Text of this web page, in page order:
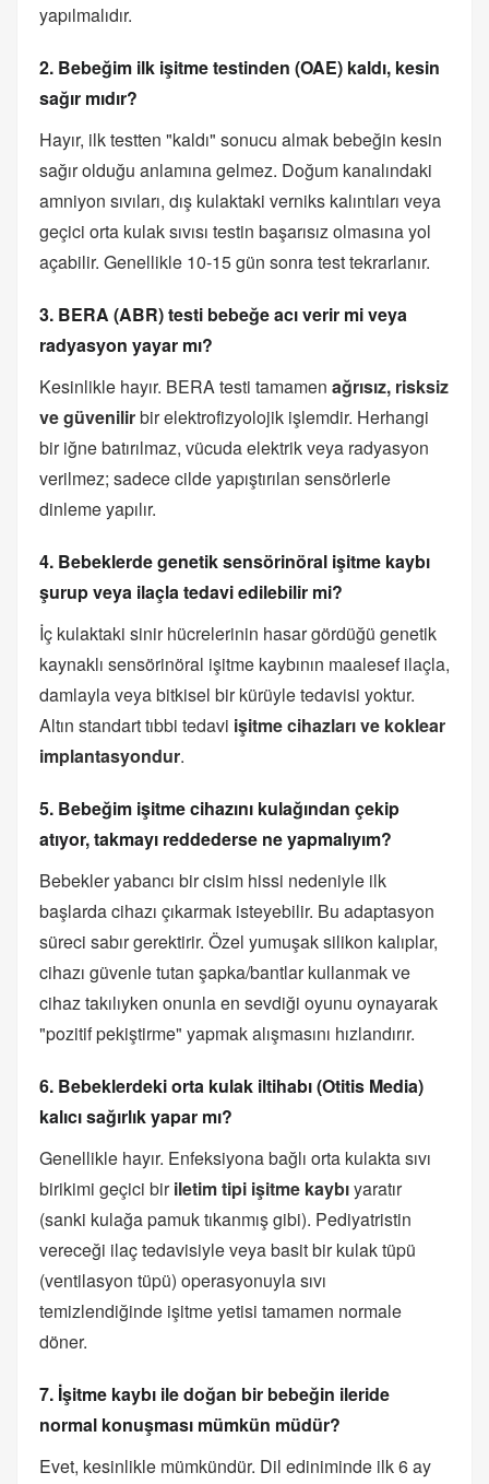
yapılmalıdır.
2. Bebeğim ilk işitme testinden (OAE) kaldı, kesin
sağır mıdır?
Hayır, ilk testten "kaldı" sonucu almak bebeğin kesin
sağır olduğu anlamına gelmez. Doğum kanalındaki
amniyon sıvıları, dış kulaktaki verniks kalıntıları veya
geçici orta kulak sıvısı testin başarısız olmasına yol
açabilir. Genellikle 10-15 gün sonra test tekrarlanır.
3. BERA (ABR) testi bebeğe acı verir mi veya
radyasyon yayar mı?
Kesinlikle hayır. BERA testi tamamen ağrısız, risksiz
ve güvenilirbir elektrofizyolojik işlemdir. Herhangi
bir iğne batırılmaz, vücuda elektrik veya radyasyon
verilmez; sadece cilde yapıştırılan sensörlerle
dinleme yapılır.
4. Bebeklerde genetik sensörinöral işitme kaybı
şurup veya ilaçla tedavi edilebilir mi?
İç kulaktaki sinir hücrelerinin hasar gördüğü genetik
kaynaklı sensörinöral işitme kaybının maalesef ilaçla,
damlayla veya bitkisel bir kürüyle tedavisi yoktur.
Altın standart tıbbi tedavi işitme cihazları ve koklear
implantasyondur.
5. Bebeğim işitme cihazını kulağından çekip
atıyor, takmayı reddederse ne yapmalıyım?
Bebekler yabancı bir cisim hissi nedeniyle ilk
başlarda cihazı çıkarmak isteyebilir. Bu adaptasyon
süreci sabır gerektirir. Özel yumuşak silikon kalıplar,
cihazı güvenle tutan şapka/bantlar kullanmak ve
cihaz takılıyken onunla en sevdiği oyunu oynayarak
"pozitif pekiştirme" yapmak alışmasını hızlandırır.
6. Bebeklerdeki orta kulak iltihabı (Otitis Media)
kalıcı sağırlık yapar mı?
Genellikle hayır. Enfeksiyona bağlı orta kulakta sıvı
birikimi geçici biriletim tipi işitme kaybıyaratır
(sanki kulağa pamuk tıkanmış gibi). Pediyatristin
vereceği ilaç tedavisiyle veya basit bir kulak tüpü
(ventilasyon tüpü) operasyonuyla sıvı
temizlendiğinde işitme yetisi tamamen normale
döner.
7. İşitme kaybı ile doğan bir bebeğin ileride
normal konuşması mümkün müdür?
Evet, kesinlikle mümkündür. Dil ediniminde ilk 6 ay